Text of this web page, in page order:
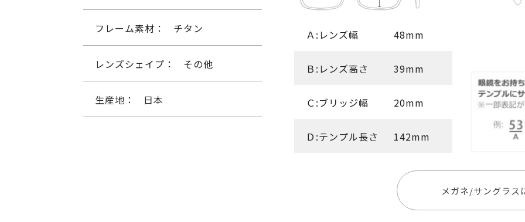
フレーム素材： チタン
レンズシェイプ： その他
生産地： 日本
Ａ:レンズ幅 48mm
Ｂ:レンズ高さ 39mm
Ｃ:ブリッジ幅 20mm
Ｄ:テンプル長さ 142mm
メガネ/サングラス